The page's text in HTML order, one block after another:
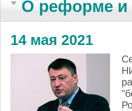
О реформе и
14 мая 2021